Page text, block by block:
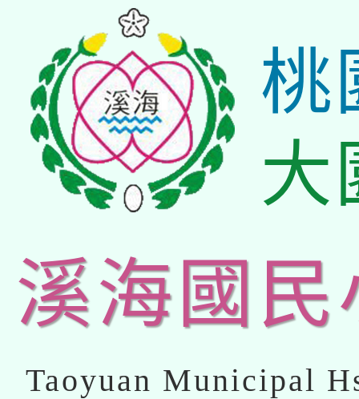
桃
大
溪海國民
Taoyuan Municipal